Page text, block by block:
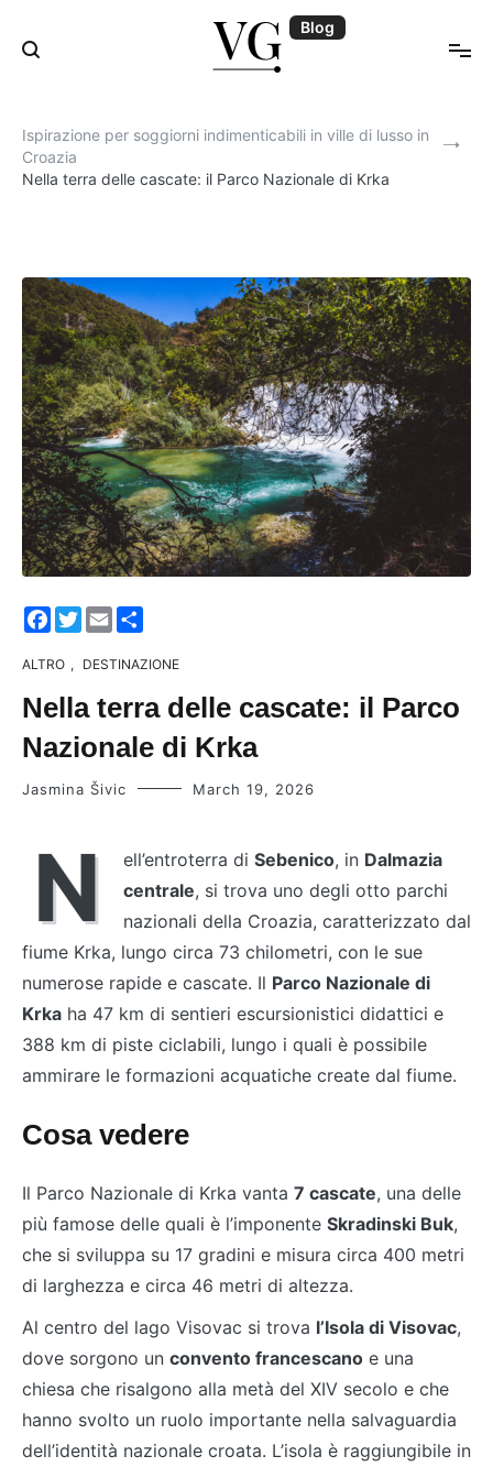
content
Blog
Ispirazione per soggiorni indimenticabili in ville di lusso in
Croazia
Nella terra delle cascate: il Parco Nazionale di Krka
Facebook
Twitter
Email
ALTRO , DESTINAZIONE
Nella terra delle cascate: il Parco
Nazionale di Krka
Jasmina Šivic March 19, 2026
N ell’entroterra di Sebenico, in Dalmazia
centrale, si trova uno degli otto parchi
nazionali della Croazia, caratterizzato dal
fiume Krka, lungo circa 73 chilometri, con le sue
numerose rapide e cascate. Il Parco Nazionale di
Krka ha 47 km di sentieri escursionistici didattici e
388 km di piste ciclabili, lungo i quali è possibile
ammirare le formazioni acquatiche create dal fiume.
Cosa vedere
Il Parco Nazionale di Krka vanta 7 cascate, una delle
più famose delle quali è l’imponente Skradinski Buk,
che si sviluppa su 17 gradini e misura circa 400 metri
di larghezza e circa 46 metri di altezza.
Al centro del lago Visovac si trova l’Isola di Visovac,
dove sorgono un convento francescano e una
chiesa che risalgono alla metà del XIV secolo e che
hanno svolto un ruolo importante nella salvaguardia
dell’identità nazionale croata. L’isola è raggiungibile in